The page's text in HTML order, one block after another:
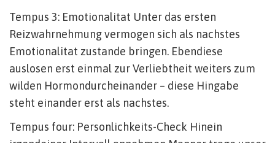
Tempus 3: Emotionalitat Unter das ersten
Reizwahrnehmung vermogen sich als nachstes
Emotionalitat zustande bringen. Ebendiese
auslosen erst einmal zur Verliebtheit weiters zum
wilden Hormondurcheinander – diese Hingabe
steht einander erst als nachstes.
Tempus four: Personlichkeits-Check Hinein